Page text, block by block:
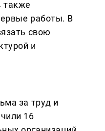
также
работы. В
свою
и
за труд и
16